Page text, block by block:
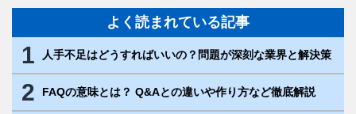
よく読まれている記事
1 人手不足はどうすればいいの？問題が深刻な業界と解決策
2 FAQの意味とは？ Q&Aとの違いや作り方など徹底解説